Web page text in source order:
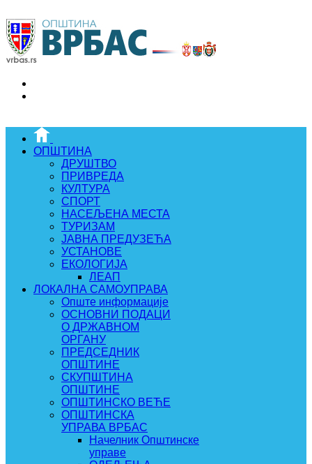
ОПШТИНА
ДРУШТВО
ПРИВРЕДА
КУЛТУРА
СПОРТ
НАСЕЉЕНА МЕСТА
ТУРИЗАМ
ЈАВНА ПРЕДУЗЕЋА
УСТАНОВЕ
ЕКОЛОГИЈА
ЛЕАП
ЛОКАЛНА САМОУПРАВА
Опште информације
ОСНОВНИ ПОДАЦИ
О ДРЖАВНОМ
ОРГАНУ
ПРЕДСЕДНИК
ОПШТИНЕ
СКУПШТИНА
ОПШТИНЕ
ОПШТИНСКО ВЕЋЕ
ОПШТИНСКА
УПРАВА ВРБАС
Начелник Општинске
управе